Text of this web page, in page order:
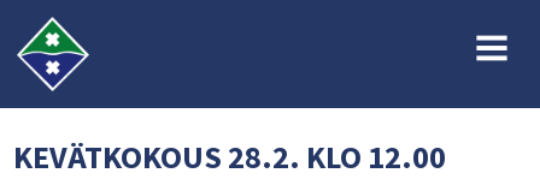
MENU
KEVÄTKOKOUS 28.2. KLO 12.00